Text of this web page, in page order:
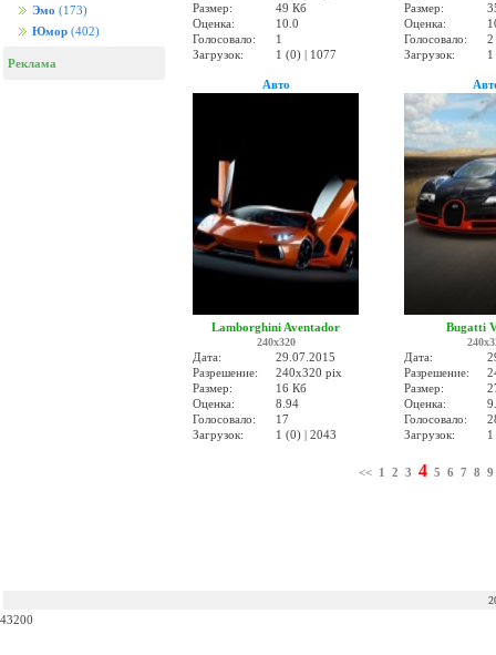
Эмо (173)
Юмор (402)
Реклама
Размер:
49 Кб
Оценка:
10.0
Голосовало:
1
Загрузок:
1 (0) | 1077
Размер:
Оценка:
Голосовало:
2
Загрузок:
Авто
Lamborghini Aventador
240x320
Дата:
29.07.2015
Разрешение:
240x320 pix
Размер:
16 Кб
Оценка:
8.94
Голосовало:
17
Загрузок:
1 (0) | 2043
Bugatti
Дата:
Разрешение:
Размер:
Оценка:
Голосовало:
Загрузок:
<< 1 2 3 4 5 6 7 8 9
43200